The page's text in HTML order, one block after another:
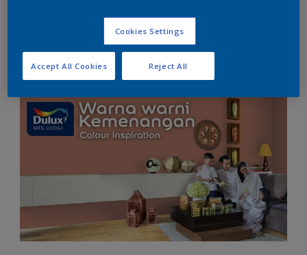
Warna-Warni Kemenangan Dulux
Cookies Settings
Reject All
Accept All Cookies